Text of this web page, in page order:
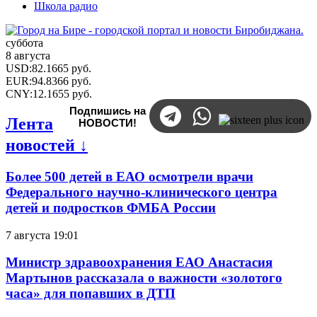
Школа радио
суббота
8 августа
USD:82.1665 руб.
EUR:94.8366 руб.
CNY:12.1655 руб.
Подпишись на
НОВОСТИ!
Лента
новостей ↓
Более 500 детей в ЕАО осмотрели врачи
Федерального научно-клинического центра
детей и подростков ФМБА России
7 августа 19:01
Министр здравоохранения ЕАО Анастасия
Мартынов рассказала о важности «золотого
часа» для попавших в ДТП